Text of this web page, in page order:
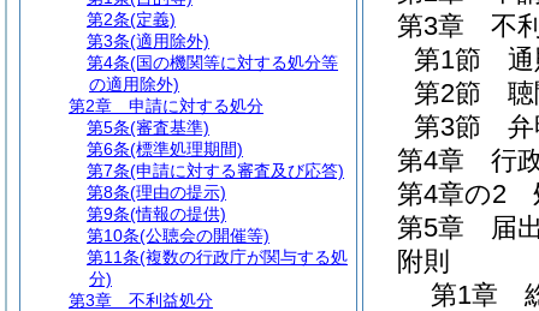
第3章
不
第1節
第2節
第3節
第4章
行
第4章の2
第5章
届
附則
第1章
第2条(定義)
第3条(適用除外)
第4条(国の機関等に対する処分等
の適用除外)
第2章
申請に対する処分
第5条(審査基準)
第6条(標準処理期間)
第7条(申請に対する審査及び応答)
第8条(理由の提示)
第9条(情報の提供)
第10条(公聴会の開催等)
第11条(複数の行政庁が関与する処
分)
第3章
不利益処分